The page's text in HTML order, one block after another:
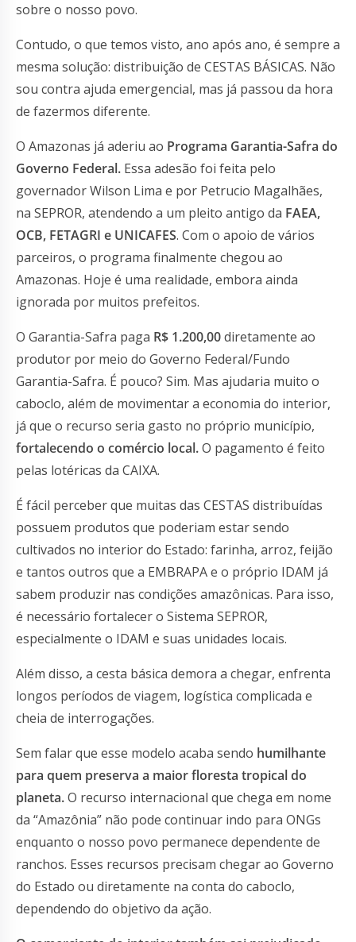
sobre o nosso povo.
Contudo, o que temos visto, ano após ano, é sempre a
mesma solução: distribuição de CESTAS BÁSICAS. Não
sou contra ajuda emergencial, mas já passou da hora
de fazermos diferente.
O Amazonas já aderiu ao Programa Garantia-Safra do
Governo Federal. Essa adesão foi feita pelo
governador Wilson Lima e por Petrucio Magalhães,
na SEPROR, atendendo a um pleito antigo da FAEA,
OCB, FETAGRI e UNICAFES. Com o apoio de vários
parceiros, o programa finalmente chegou ao
Amazonas. Hoje é uma realidade, embora ainda
ignorada por muitos prefeitos.
O Garantia-Safra paga R$ 1.200,00diretamente ao
produtor por meio do Governo Federal/Fundo
Garantia-Safra. É pouco? Sim. Mas ajudaria muito o
caboclo, além de movimentar a economia do interior,
já que o recurso seria gasto no próprio município,
fortalecendo o comércio local.O pagamento é feito
pelas lotéricas da CAIXA.
É fácil perceber que muitas das CESTAS distribuídas
possuem produtos que poderiam estar sendo
cultivados no interior do Estado: farinha, arroz, feijão
e tantos outros que a EMBRAPA e o próprio IDAM já
sabem produzir nas condições amazônicas. Para isso,
é necessário fortalecer o Sistema SEPROR,
especialmente o IDAM e suas unidades locais.
Além disso, a cesta básica demora a chegar, enfrenta
longos períodos de viagem, logística complicada e
cheia de interrogações.
Sem falar que esse modelo acaba sendo humilhante
para quem preserva a maior floresta tropical do
planeta.O recurso internacional que chega em nome
da “Amazônia” não pode continuar indo para ONGs
enquanto o nosso povo permanece dependente de
ranchos. Esses recursos precisam chegar ao Governo
do Estado ou diretamente na conta do caboclo,
dependendo do objetivo da ação.